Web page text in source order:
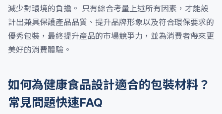
減少對環境的負擔。 只有綜合考量上述所有因素，才能設
計出兼具保護產品品質、提升品牌形象以及符合環保要求的
優秀包裝，最終提升產品的市場競爭力，並為消費者帶來更
美好的消費體驗。
如何為健康食品設計適合的包裝材料？
常見問題快速FAQ